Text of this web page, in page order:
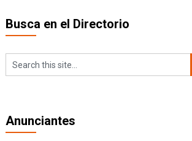
Busca en el Directorio
Anunciantes